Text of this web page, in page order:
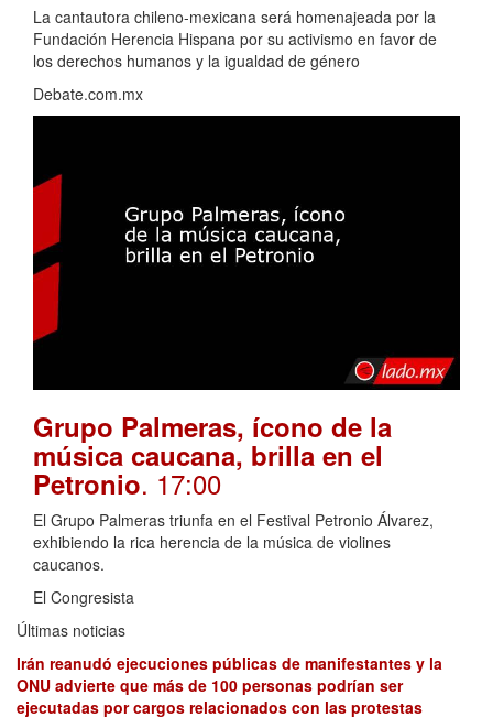
La cantautora chileno-mexicana será homenajeada por la
Fundación Herencia Hispana por su activismo en favor de
los derechos humanos y la igualdad de género
Debate.com.mx
Grupo Palmeras, ícono de la
música caucana, brilla en el
Petronio. 17:00
El Grupo Palmeras triunfa en el Festival Petronio Álvarez,
exhibiendo la rica herencia de la música de violines
caucanos.
El Congresista
Últimas noticias
Irán reanudó ejecuciones públicas de manifestantes y la
ONU advierte que más de 100 personas podrían ser
ejecutadas por cargos relacionados con las protestas